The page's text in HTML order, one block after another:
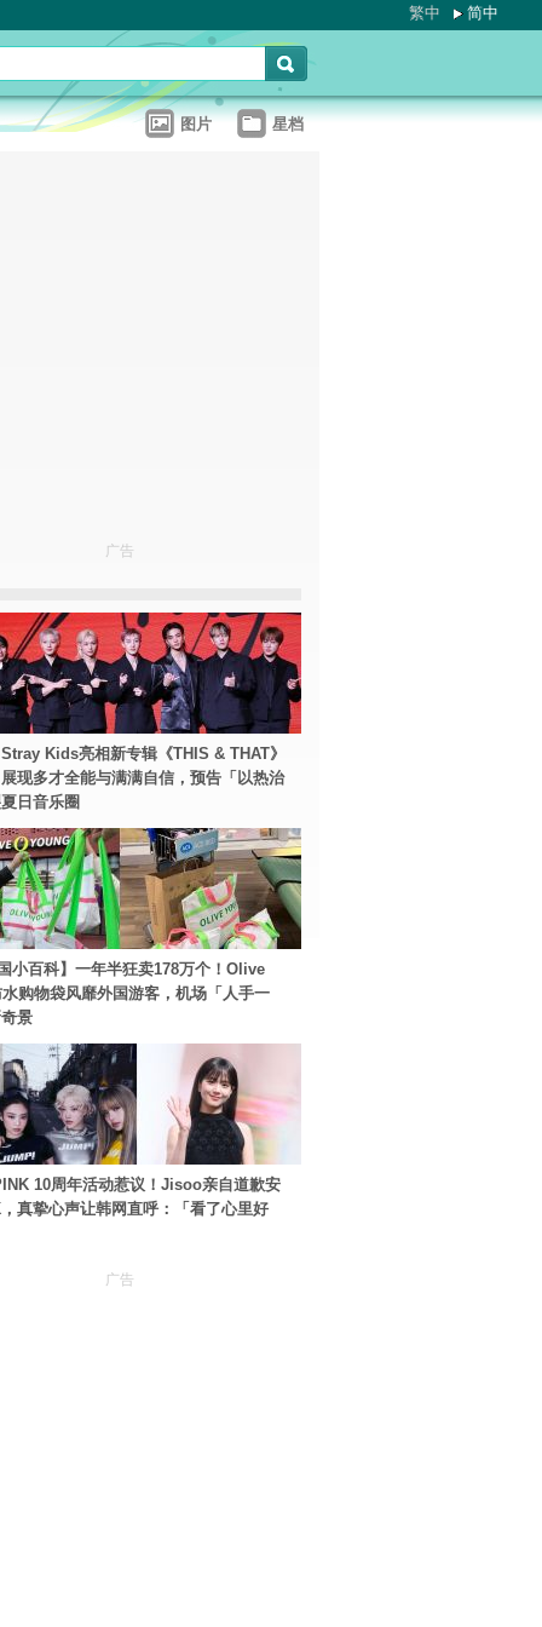
繁中 简中
图片 星档
广告
Kids亮相新专辑《THIS & THAT》
现多才全能与满满自信，预告「以热治
日音乐圈
小百科】一年半狂卖178万个！Olive
购物袋风靡外国游客，机场「人手一
景
10周年活动惹议！Jisoo亲自道歉安
真挚心声让韩网直呼：「看了心里好
广告